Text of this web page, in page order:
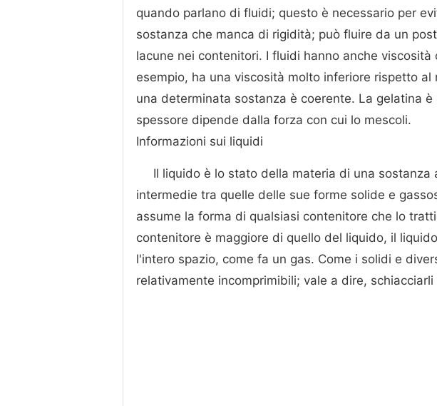
quando parlano di fluidi; questo è necessario per
sostanza che manca di rigidità; può fluire da un
lacune nei contenitori. I fluidi hanno anche viscosità
esempio, ha una viscosità molto inferiore rispetto
una determinata sostanza è coerente. La gelatina
spessore dipende dalla forza con cui lo mescoli.
Informazioni sui liquidi
Il liquido è lo stato della materia di una sostanza
intermedie tra quelle delle sue forme solide e
assume la forma di qualsiasi contenitore che lo
contenitore è maggiore di quello del liquido, il
l'intero spazio, come fa un gas. Come i solidi e
relativamente incomprimibili; vale a dire,